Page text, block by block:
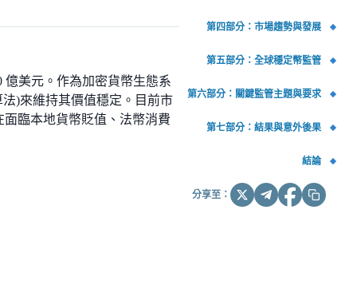
億美元。作為加密貨幣生態系
)來維持其價值穩定。目前市
臨本地貨幣貶值、法幣消費
第四部分：市場趨勢與發展
第五部分：全球穩定幣監管
第六部分：關鍵監管主題與要求
第七部分：結果與意外後果
結論
分享至：